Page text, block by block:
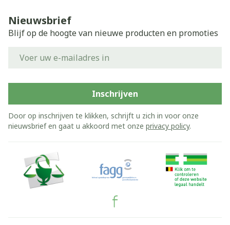
Nieuwsbrief
Blijf op de hoogte van nieuwe producten en promoties
Inschrijven
Door op inschrijven te klikken, schrijft u zich in voor onze
nieuwsbrief en gaat u akkoord met onze privacy policy.